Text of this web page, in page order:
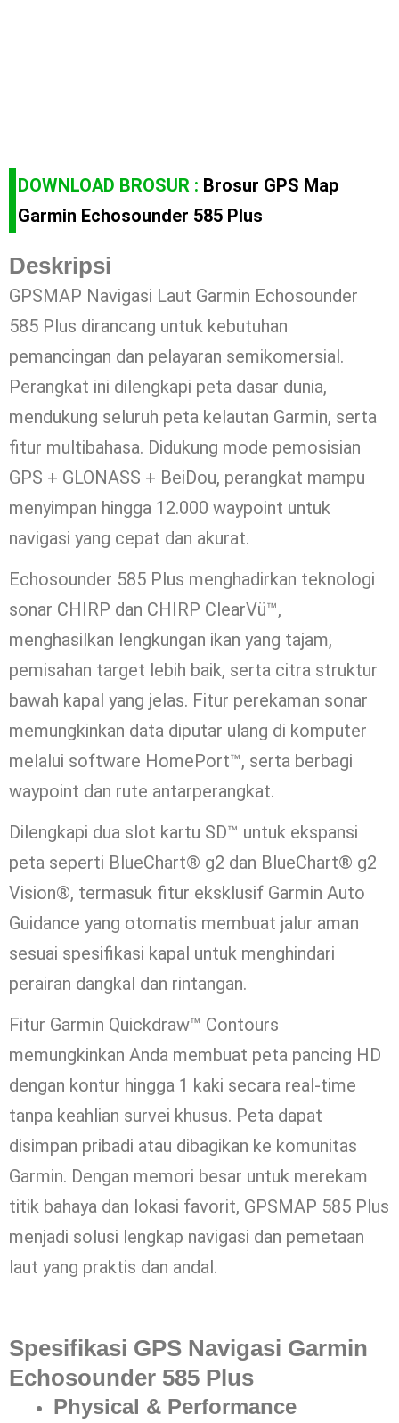
DOWNLOAD BROSUR : Brosur GPS Map
Garmin Echosounder 585 Plus
Deskripsi
GPSMAP Navigasi Laut Garmin Echosounder
585 Plus dirancang untuk kebutuhan
pemancingan dan pelayaran semikomersial.
Perangkat ini dilengkapi peta dasar dunia,
mendukung seluruh peta kelautan Garmin, serta
fitur multibahasa. Didukung mode pemosisian
GPS + GLONASS + BeiDou, perangkat mampu
menyimpan hingga 12.000 waypoint untuk
navigasi yang cepat dan akurat.
Echosounder 585 Plus menghadirkan teknologi
sonar CHIRP dan CHIRP ClearVü™,
menghasilkan lengkungan ikan yang tajam,
pemisahan target lebih baik, serta citra struktur
bawah kapal yang jelas. Fitur perekaman sonar
memungkinkan data diputar ulang di komputer
melalui software HomePort™, serta berbagi
waypoint dan rute antarperangkat.
Dilengkapi dua slot kartu SD™ untuk ekspansi
peta seperti BlueChart® g2 dan BlueChart® g2
Vision®, termasuk fitur eksklusif Garmin Auto
Guidance yang otomatis membuat jalur aman
sesuai spesifikasi kapal untuk menghindari
perairan dangkal dan rintangan.
Fitur Garmin Quickdraw™ Contours
memungkinkan Anda membuat peta pancing HD
dengan kontur hingga 1 kaki secara real-time
tanpa keahlian survei khusus. Peta dapat
disimpan pribadi atau dibagikan ke komunitas
Garmin. Dengan memori besar untuk merekam
titik bahaya dan lokasi favorit, GPSMAP 585 Plus
menjadi solusi lengkap navigasi dan pemetaan
laut yang praktis dan andal.
Spesifikasi GPS Navigasi Garmin
Echosounder 585 Plus
Physical & Performance